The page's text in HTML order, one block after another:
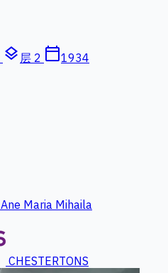
layers 层 2 calendar_today1934
Ane Maria Mihaila
CHESTERTONS